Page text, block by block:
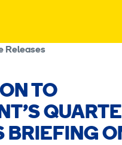
Releases
TO
BRIEFING